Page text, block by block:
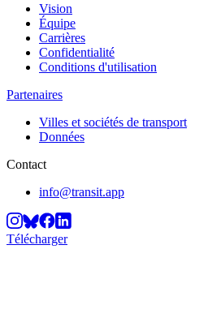
Vision
Équipe
Carrières
Confidentialité
Conditions d'utilisation
Partenaires
Villes et sociétés de transport
Données
Contact
info@transit.app
Télécharger